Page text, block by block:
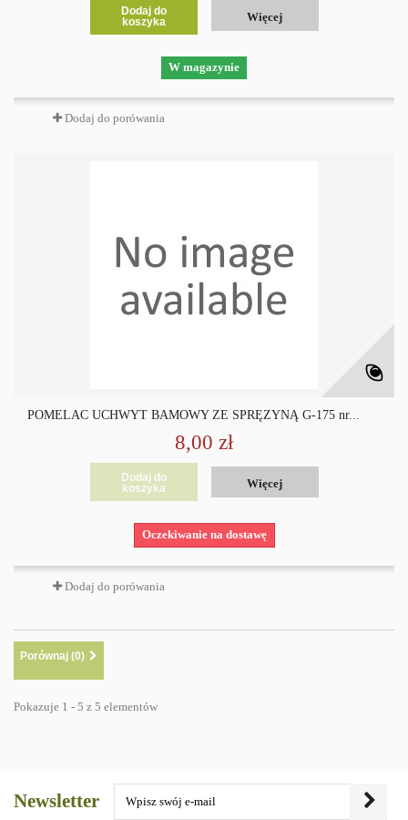
Dodaj do
koszyka
Więcej
W magazynie
Dodaj do porówania
POMELAC UCHWYT BAMOWY ZE SPRĘŻYNĄ G-175 nr...
8,00 zł
Dodaj do
koszyka
Więcej
Oczekiwanie na dostawę
Dodaj do porówania
Porównaj (0)
Pokazuje 1 - 5 z 5 elementów
Newsletter